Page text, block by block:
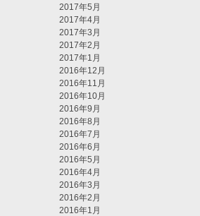
2017年5月
2017年4月
2017年3月
2017年2月
2017年1月
2016年12月
2016年11月
2016年10月
2016年9月
2016年8月
2016年7月
2016年6月
2016年5月
2016年4月
2016年3月
2016年2月
2016年1月